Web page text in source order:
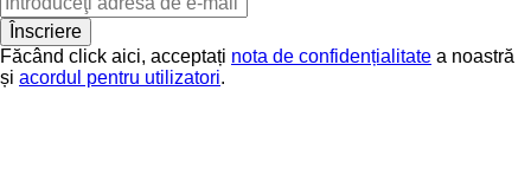
Înscriere
Făcând click aici, acceptați nota de confidențialitate a noastră
și acordul pentru utilizatori.